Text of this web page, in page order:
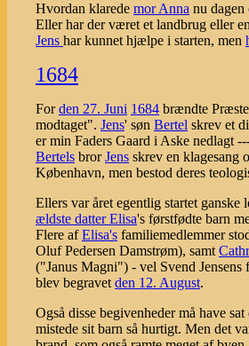
Hvordan klarede mor Anna nu dagen
Eller har der været et landbrug eller
Jens har kunnet hjælpe i starten, men
1684
Forden 27. Juni 1684 brændte
modtaget". Jens' søn Bertel skrev et
er min Faders Gaard i Aske nedlagt
Bertels brorJens skrev en klagesang
København, men bestod deres
Ellers var året egentlig startet ganske
ældste datter Elisa's førstfødte barn
Flere afElisa's familiemedlemmer
Oluf Pedersen Damstrøm), samt
("Janus Magni") - vel Svend
blev begravet den 12. August.
Også disse begivenheder må have
mistede sit barn så hurtigt. Men det